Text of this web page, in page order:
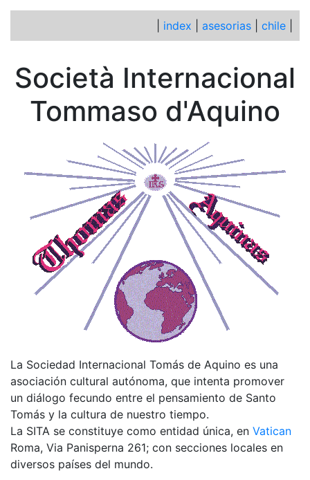
index asesorias chile
Società Internacional
Tommaso d'Aquino
La Sociedad Internacional Tomás de Aquino es una
asociación cultural autónoma, que intenta promover
un diálogo fecundo entre el pensamiento de Santo
Tomás y la cultura de nuestro tiempo.
La SITA se constituye como entidad única, en Vatican
Roma, Via Panisperna 261; con secciones locales en
diversos países del mundo.